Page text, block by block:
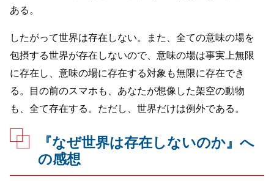
ある。
したがって世界は存在しない。また、全ての意味の場を
包摂する世界が存在しないので、意味の場は事実上無限
に存在し、意味の場に存在する対象も無限に存在でき
る。目の前のスマホも、あなたが想像した架空の動物
も、全て存在する。ただし、世界だけは例外である。
『なぜ世界は存在しないのか』へ
の感想